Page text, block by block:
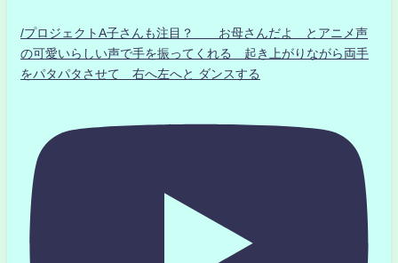
/プロジェクトA子さんも注目？ お母さんだよ とアニメ声
の可愛いらしい声で手を振ってくれる 起き上がりながら両手
をパタパタさせて 右へ左へと ダンスする